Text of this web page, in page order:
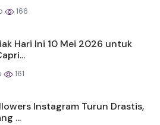
166
Hari Ini 10 Mei 2026 untuk
161
Instagram Turun Drastis,
...